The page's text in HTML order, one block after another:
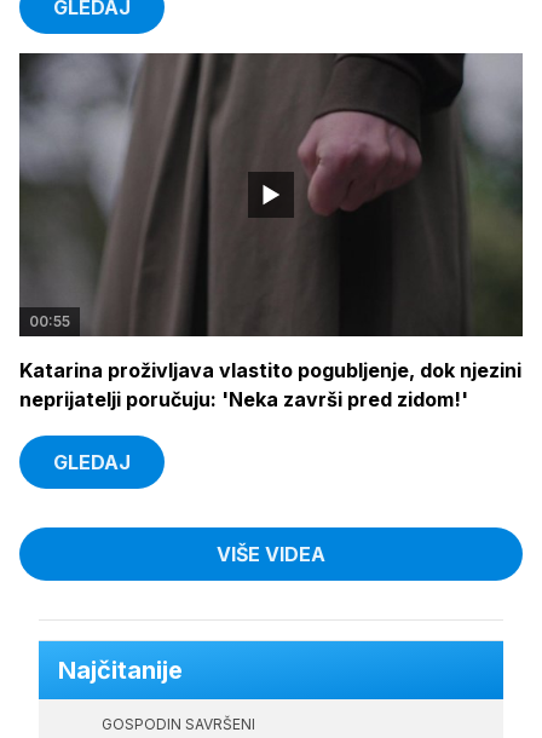
GLEDAJ
00:55
Katarina proživljava vlastito pogubljenje, dok njezini
neprijatelji poručuju: 'Neka završi pred zidom!'
GLEDAJ
VIŠE VIDEA
Najčitanije
GOSPODIN SAVRŠENI